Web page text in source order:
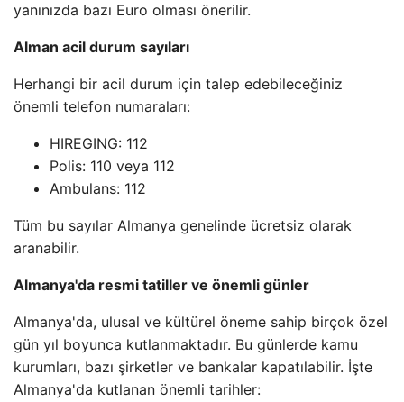
yanınızda bazı Euro olması önerilir.
Alman acil durum sayıları
Herhangi bir acil durum için talep edebileceğiniz
önemli telefon numaraları:
HIREGING: 112
Polis: 110 veya 112
Ambulans: 112
Tüm bu sayılar Almanya genelinde ücretsiz olarak
aranabilir.
Almanya'da resmi tatiller ve önemli günler
Almanya'da, ulusal ve kültürel öneme sahip birçok özel
gün yıl boyunca kutlanmaktadır. Bu günlerde kamu
kurumları, bazı şirketler ve bankalar kapatılabilir. İşte
Almanya'da kutlanan önemli tarihler: